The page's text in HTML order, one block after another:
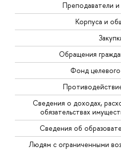
Преподаватели
Корпуса и
Обращения
Фонд целевого
Сведения о доходах,
обязательствах
Сведения об
Людям с ограниченными